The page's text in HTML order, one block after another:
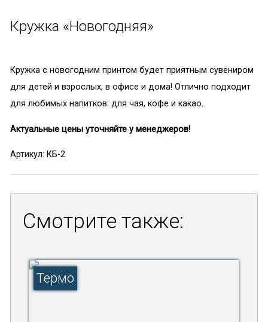
Кружка «Новогодняя»
Кружка с новогодним принтом будет приятным сувениром
для детей и взрослых, в офисе и дома! Отлично подходит
для любимых напитков: для чая, кофе и какао.
Актуальные цены уточняйте у менеджеров!
Артикул: КБ-2
Смотрите также:
Термо